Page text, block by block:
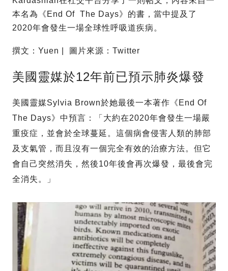
本名為《End Of The Days》的書，當中提及了
2020年會發生一場全球性呼吸道疾病。
撰文：Yuen | 圖片來源：Twitter
美國靈媒於12年前已預示肺炎爆發
美國靈媒Sylvia Brown於她最後一本著作《End Of
The Days》中預言：「大約在2020年會發生一場嚴
重疫症，並會於全球蔓延。這個病會侵害人類的肺部
及支氣管，而且沒有一個完全有效的治療方法。但它
會自己突然消失，然後10年後會再次爆發，最後會完
全消失。」